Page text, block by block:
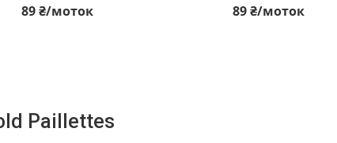
89 ₴/моток 89 ₴/моток
+380 (73) 920-10-20
Paillettes